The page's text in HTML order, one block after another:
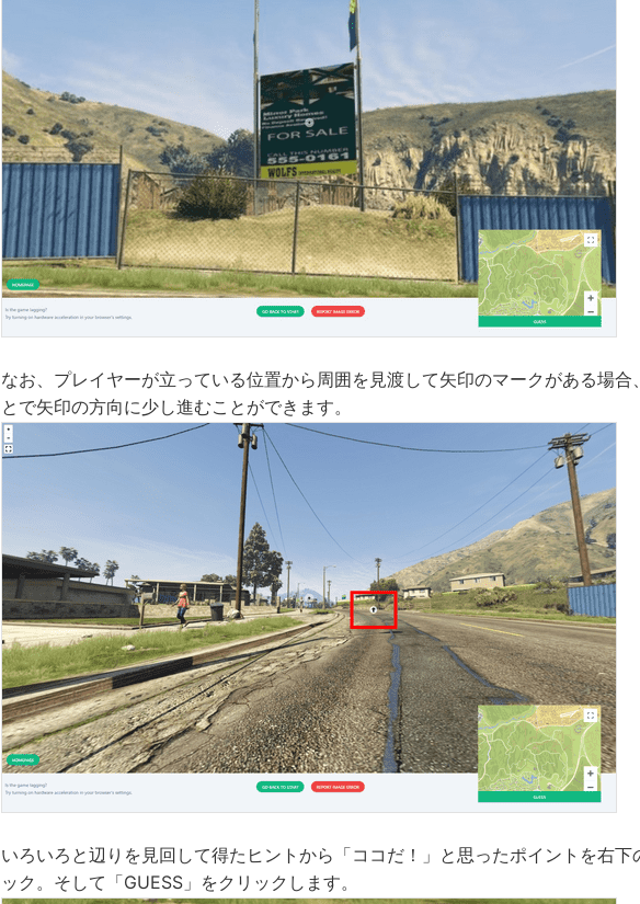
なお、プレイヤーが立っている位置から周囲を見渡して矢印のマークがある場合
とで矢印の方向に少し進むことができます。
いろいろと辺りを見回して得たヒントから「ココだ！」と思ったポイントを右下
ック。そして「GUESS」をクリックします。